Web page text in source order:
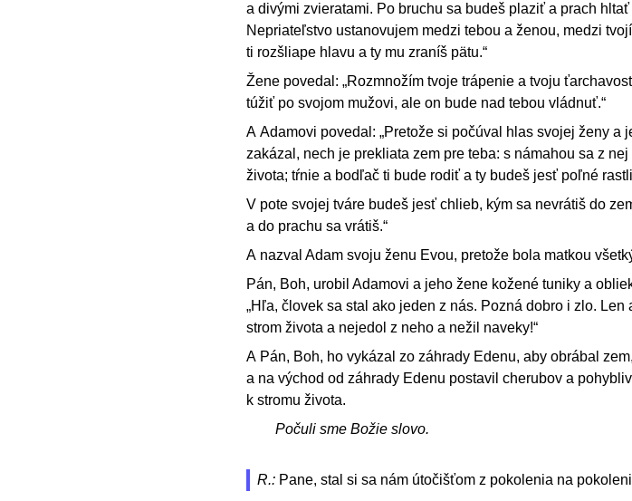
a divými zvieratami. Po bruchu sa budeš plaziť a prach
Nepriateľstvo ustanovujem medzi tebou a ženou, medzi
ti rozšliape hlavu a ty mu zraníš pätu.“
Žene povedal: „Rozmnožím tvoje trápenie a tvoju
túžiť po svojom mužovi, ale on bude nad tebou vládnuť.“
A Adamovi povedal: „Pretože si počúval hlas svojej ženy a
zakázal, nech je prekliata zem pre teba: s námahou sa z
života; tŕnie a bodľač ti bude rodiť a ty budeš jesť poľné
V pote svojej tváre budeš jesť chlieb, kým sa nevrátiš do
a do prachu sa vrátiš.“
A nazval Adam svoju ženu Evou, pretože bola matkou
Pán, Boh, urobil Adamovi a jeho žene kožené tuniky a
„Hľa, človek sa stal ako jeden z nás. Pozná dobro i zlo.
strom života a nejedol z neho a nežil naveky!“
A Pán, Boh, ho vykázal zo záhrady Edenu, aby obrábal
a na východ od záhrady Edenu postavil cherubov a
k stromu života.
Počuli sme Božie slovo.
R.: Pane, stal si sa nám útočišťom z pokolenia na